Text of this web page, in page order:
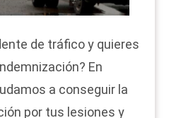
de tráfico y quieres
En
a conseguir la
por tus lesiones y